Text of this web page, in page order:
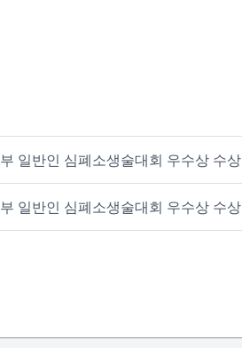
일반인 심폐소생술대회 우수상 수상
일반인 심폐소생술대회 우수상 수상